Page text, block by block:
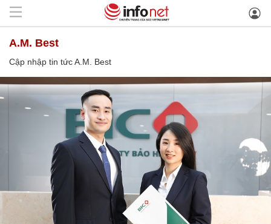
A.M. Best
Cập nhập tin tức A.M. Best